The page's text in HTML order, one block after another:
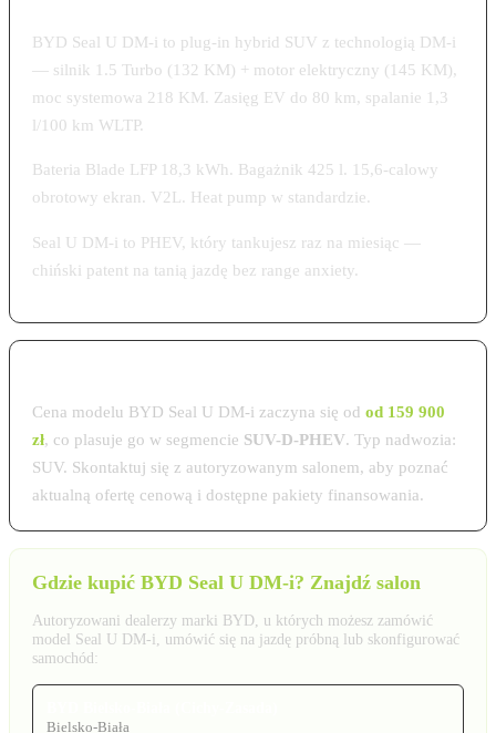
BYD Seal U DM-i to plug-in hybrid SUV z technologią DM-i
— silnik 1.5 Turbo (132 KM) + motor elektryczny (145 KM),
moc systemowa 218 KM. Zasięg EV do 80 km, spalanie 1,3
l/100 km WLTP.
Bateria Blade LFP 18,3 kWh. Bagażnik 425 l. 15,6-calowy
obrotowy ekran. V2L. Heat pump w standardzie.
Seal U DM-i to PHEV, który tankujesz raz na miesiąc —
chiński patent na tanią jazdę bez range anxiety.
Cena modelu BYD Seal U DM-i zaczyna się od od 159 900
zł, co plasuje go w segmencie SUV-D-PHEV. Typ nadwozia:
SUV. Skontaktuj się z autoryzowanym salonem, aby poznać
aktualną ofertę cenową i dostępne pakiety finansowania.
Gdzie kupić BYD Seal U DM-i? Znajdź salon
Autoryzowani dealerzy marki BYD, u których możesz zamówić
model Seal U DM-i, umówić się na jazdę próbną lub skonfigurować
samochód:
Bielsko-Biała